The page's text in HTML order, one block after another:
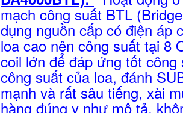
mạch công suất BTL
dụng nguồn cấp có điện áp
loa cao nên công suất tại 8
coil lớn để đáp ứng tốt
công suất của loa, đánh
mạnh và rất sâu tiếng, xài
hàng đúng y như mô tả,